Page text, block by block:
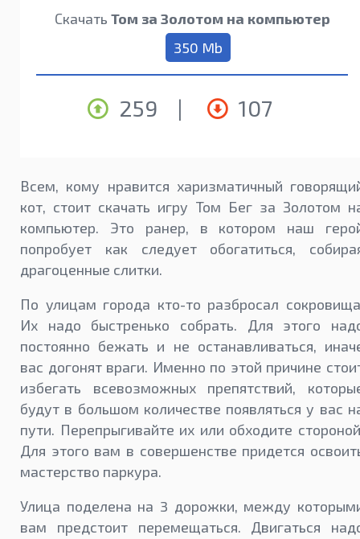
Скачать Том за Золотом на компьютер
350 Mb
259 | 107
Всем, кому нравится харизматичный
кот, стоит скачать игру Том Бег за Золотом
компьютер. Это ранер, в котором наш
попробует как следует обогатиться,
драгоценные слитки.
По улицам города кто-то разбросал
Их надо быстренько собрать. Для этого
постоянно бежать и не останавливаться,
вас догонят враги. Именно по этой причине
избегать всевозможных препятствий,
будут в большом количестве появляться у вас
пути. Перепрыгивайте их или обходите
Для этого вам в совершенстве придется
мастерство паркура.
Улица поделена на 3 дорожки, между
вам предстоит перемещаться. Двигаться